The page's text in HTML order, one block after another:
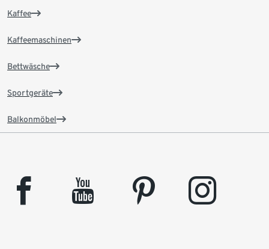
Kaffee
Kaffeemaschinen
Bettwäsche
Sportgeräte
Balkonmöbel
facebook youtube pinterest instagram